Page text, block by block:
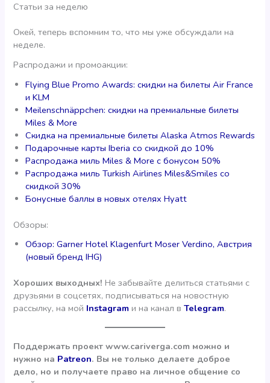
Статьи за неделю
Окей, теперь вспомним то, что мы уже обсуждали на
неделе.
Распродажи и промоакции:
Flying Blue Promo Awards: скидки на билеты Air France
и KLM
Meilenschnäppchen: скидки на премиальные билеты
Miles & More
Скидка на премиальные билеты Alaska Atmos Rewards
Подарочные карты Iberia со скидкой до 10%
Распродажа миль Miles & More с бонусом 50%
Распродажа миль Turkish Airlines Miles&Smiles со
скидкой 30%
Бонусные баллы в новых отелях Hyatt
Обзоры:
Обзор: Garner Hotel Klagenfurt Moser Verdino, Австрия
(новый бренд IHG)
Хороших выходных!Не забывайте делиться статьями с
друзьями в соцсетях, подписываться на новостную
рассылку, на мой Instagram и на канал вTelegram.
Поддержать проект www.cariverga.com можно и
нужно на Patreon. Вы не только делаете доброе
дело, но и получаете право на личное общение со